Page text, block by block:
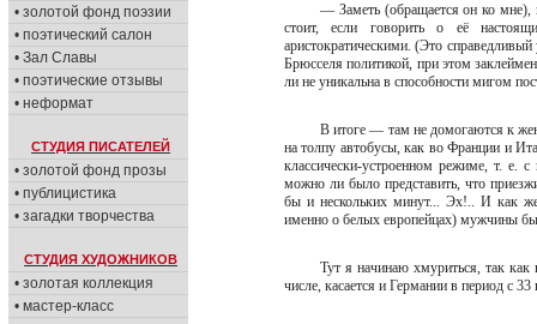
• золотой фонд поэзии
• поэтический салон
• Зал Славы
• поэтические отзывы
• неформат
СТУДИЯ ПИСАТЕЛЕЙ
• золотой фонд прозы
• публицистика
• загадки творчества
СТУДИЯ ХУДОЖНИКОВ
• золотая коллекция
• мастер-класс
— Заметь (обращается он ко
стоит, если говорить о её
аристократическими. (Это
Брюсселя политикой, при этом
ли не уникальна в способности мигом
В итоге — там не домогаются к
на толпу автобусы, как во Франции и
классически-устроенном режиме, т. е.
можно ли было представить, что
бы и нескольких минут... Эх!.. И как
именно о белых европейцах) мужчины
Тут я начинаю хмуриться, так
числе, касается и Германии в период с